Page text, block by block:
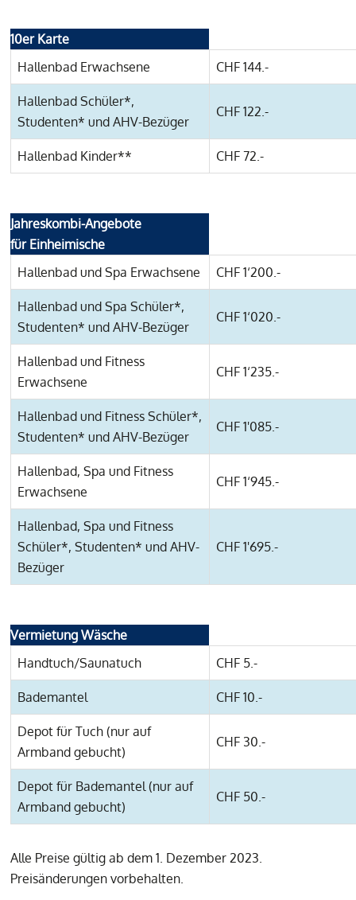
10er Karte
Hallenbad Erwachsene
CHF 144.-
Hallenbad Schüler*,
Studenten* und AHV-Bezüger
CHF 122.-
Hallenbad Kinder** CHF 72.-
Jahreskombi-Angebote
für Einheimische
Hallenbad und Spa Erwachsene
CHF 1‘200.-
Hallenbad und Spa Schüler*,
Studenten* und AHV-Bezüger
CHF 1‘020.-
Hallenbad und Fitness
Erwachsene
CHF 1‘235.-
Hallenbad und Fitness Schüler*,
Studenten* und AHV-Bezüger
CHF 1'085.-
Hallenbad, Spa und Fitness
Erwachsene
CHF 1‘945.-
Hallenbad, Spa und Fitness
Schüler*, Studenten* und AHV-
Bezüger
CHF 1'695.-
Vermietung Wäsche
Handtuch/Saunatuch
CHF 5.-
Bademantel CHF 10.-
Depot für Tuch (nur auf
Armband gebucht)
CHF 30.-
Depot für Bademantel (nur auf
Armband gebucht)
CHF 50.-
Alle Preise gültig ab dem 1. Dezember 2023.
Preisänderungen vorbehalten.